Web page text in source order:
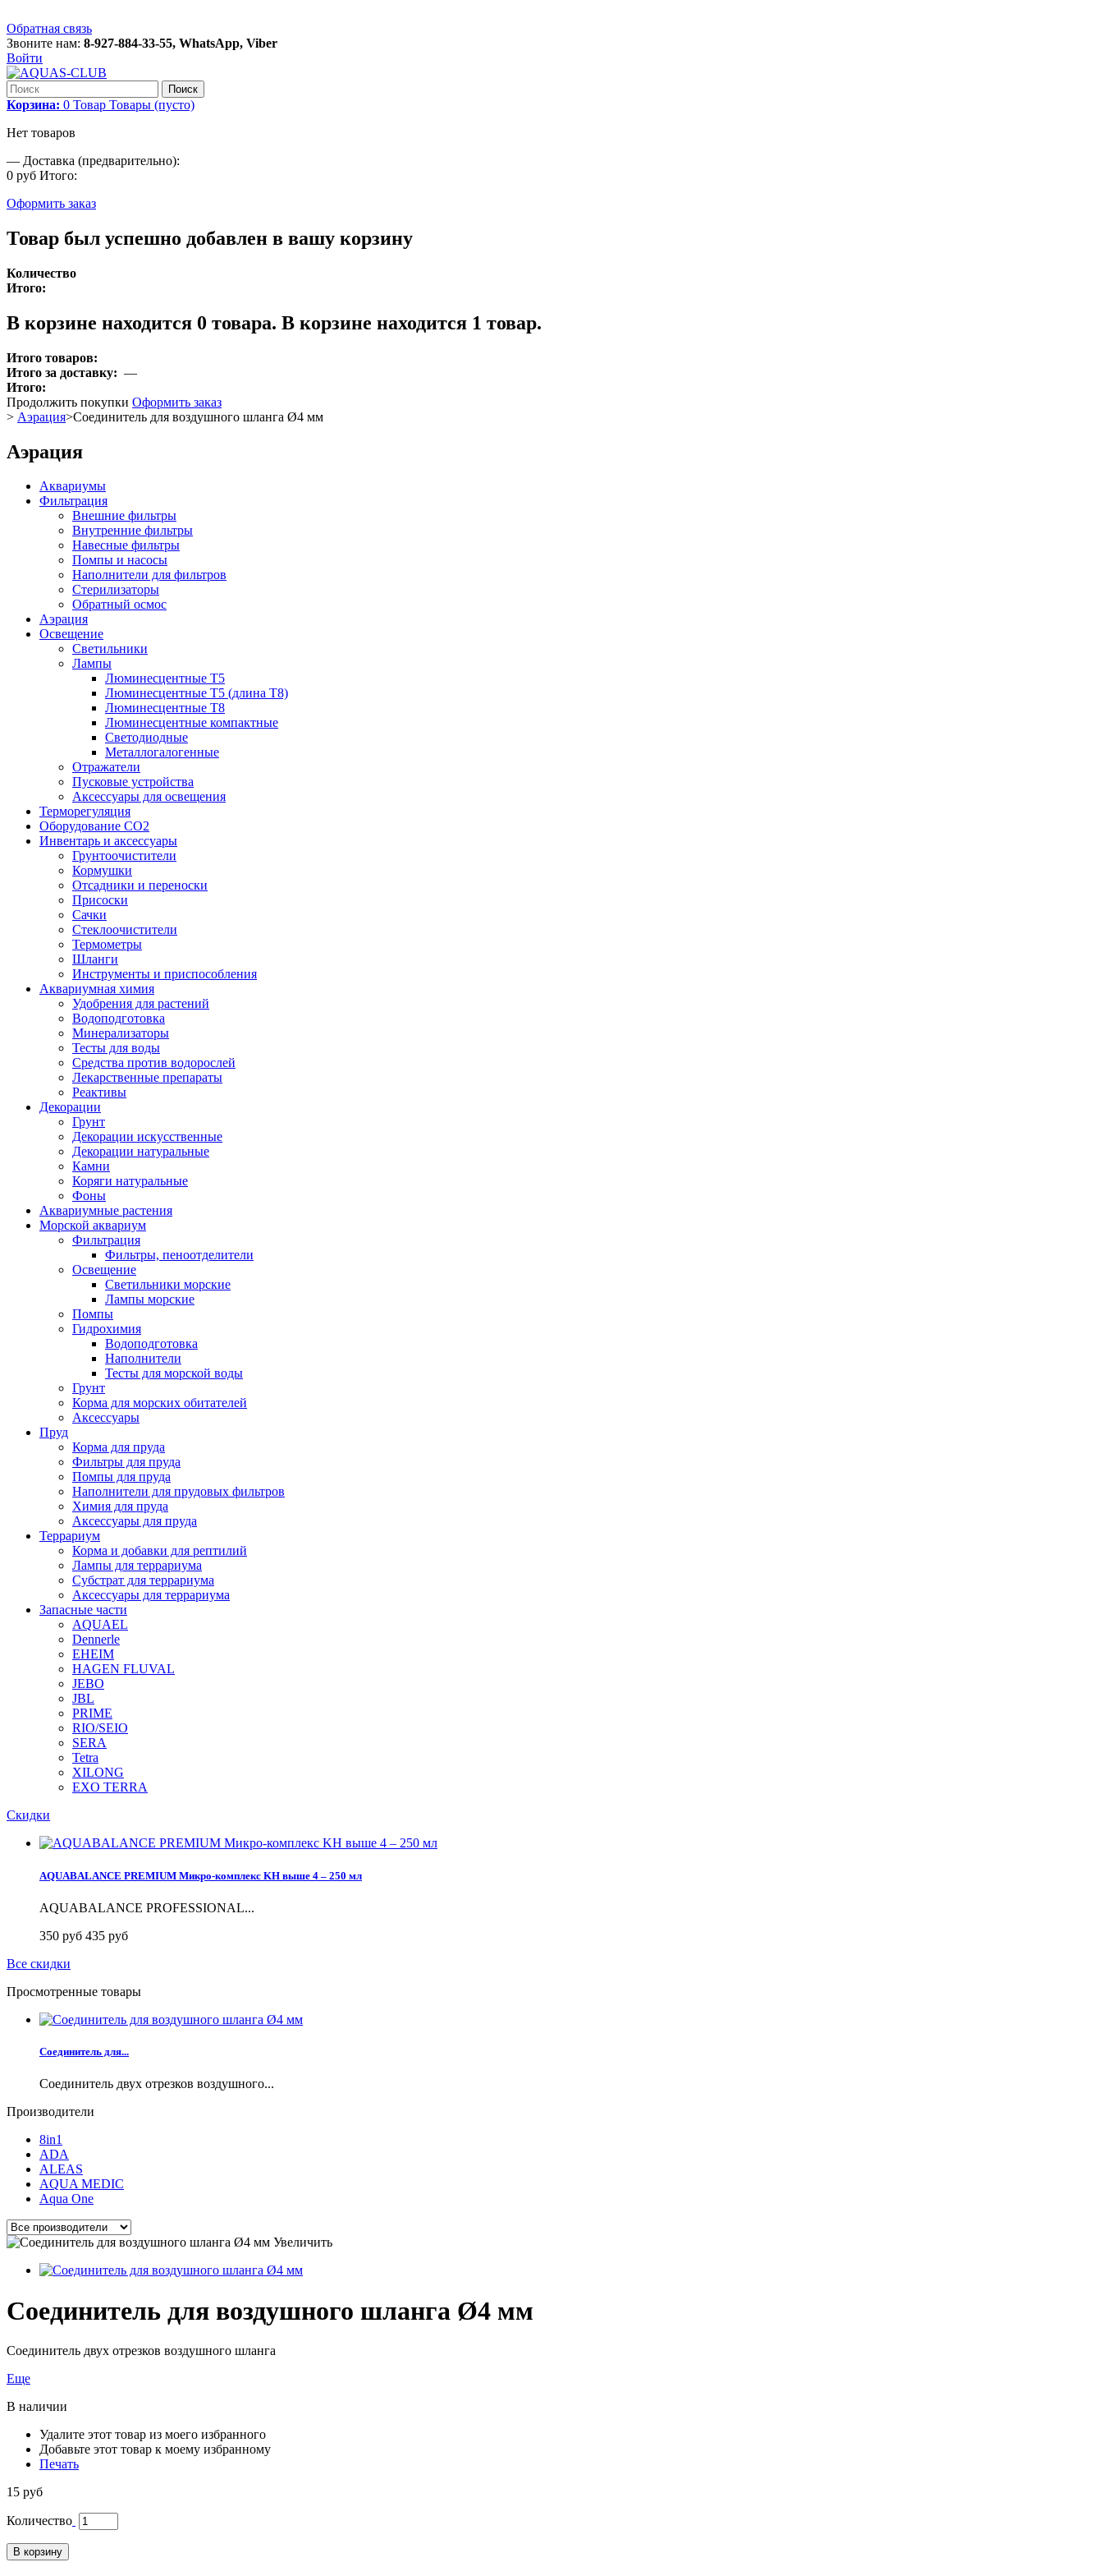
Обратная связь
Звоните нам: 8-927-884-33-55, WhatsApp, Viber
Войти
Поиск
Корзина: 0 Товар Товары (пусто)
Нет товаров
— Доставка (предварительно):
0 руб Итого:
Оформить заказ
Товар был успешно добавлен в вашу корзину
Количество
Итого:
В корзине находится 0 товара. В корзине находится 1 товар.
Итого товаров:
Итого за доставку: —
Итого:
Продолжить покупки Оформить заказ
> Аэрация>Соединитель для воздушного шланга Ø4 мм
Аэрация
Аквариумы
Фильтрация
Внешние фильтры
Внутренние фильтры
Навесные фильтры
Помпы и насосы
Наполнители для фильтров
Стерилизаторы
Обратный осмос
Аэрация
Освещение
Светильники
Лампы
Люминесцентные T5
Люминесцентные T5 (длина T8)
Люминесцентные T8
Люминесцентные компактные
Светодиодные
Металлогалогенные
Отражатели
Пусковые устройства
Аксессуары для освещения
Терморегуляция
Оборудование CO2
Инвентарь и аксессуары
Грунтоочистители
Кормушки
Отсадники и переноски
Присоски
Сачки
Стеклоочистители
Термометры
Шланги
Инструменты и приспособления
Аквариумная химия
Удобрения для растений
Водоподготовка
Минерализаторы
Тесты для воды
Средства против водорослей
Лекарственные препараты
Реактивы
Декорации
Грунт
Декорации искусственные
Декорации натуральные
Камни
Коряги натуральные
Фоны
Аквариумные растения
Морской аквариум
Фильтрация
Фильтры, пеноотделители
Освещение
Светильники морские
Лампы морские
Помпы
Гидрохимия
Водоподготовка
Наполнители
Тесты для морской воды
Грунт
Корма для морских обитателей
Аксессуары
Пруд
Корма для пруда
Фильтры для пруда
Помпы для пруда
Наполнители для прудовых фильтров
Химия для пруда
Аксессуары для пруда
Террариум
Корма и добавки для рептилий
Лампы для террариума
Субстрат для террариума
Аксессуары для террариума
Запасные части
AQUAEL
Dennerle
EHEIM
HAGEN FLUVAL
JEBO
JBL
PRIME
RIO/SEIO
SERA
Tetra
XILONG
EXO TERRA
Скидки
AQUABALANCE PREMIUM Микро-комплекс KH выше 4 – 250 мл
AQUABALANCE PROFESSIONAL...
350 руб 435 руб
Все скидки
Просмотренные товары
Соединитель для...
Соединитель двух отрезков воздушного...
Производители
8in1
ADA
ALEAS
AQUA MEDIC
Aqua One
Увеличить
Соединитель для воздушного шланга Ø4 мм
Соединитель двух отрезков воздушного шланга
Еще
В наличии
Удалите этот товар из моего избранного
Добавьте этот товар к моему избранному
Печать
15 руб
Количество
В корзину